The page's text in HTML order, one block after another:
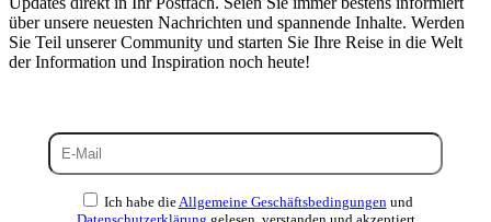
über unsere neuesten Nachrichten und spannende Inhalte. Werden
Sie Teil unserer Community und starten Sie Ihre Reise in die Welt
der Information und Inspiration noch heute!
Ich habe die Allgemeine Geschäftsbedingungen und